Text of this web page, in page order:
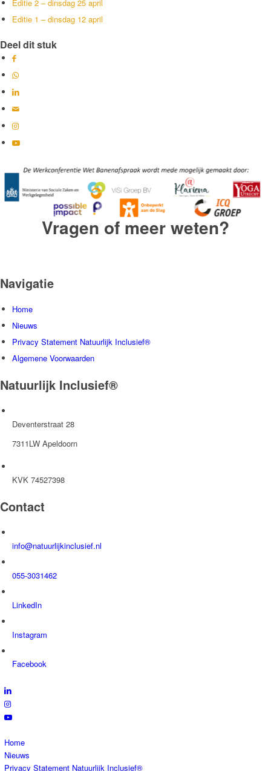
Editie 2 – dinsdag 25 april
Editie 1 – dinsdag 12 april
Deel dit stuk
Vragen of meer weten?
Navigatie
Home
Nieuws
Privacy Statement Natuurlijk Inclusief®
Algemene Voorwaarden
Natuurlijk Inclusief®
Deventerstraat 28
7311LW Apeldoorn
KVK 74527398
Contact
info@natuurlijkinclusief.nl
055-3031462
LinkedIn
Instagram
Facebook
Home
Nieuws
Privacy Statement Natuurlijk Inclusief®